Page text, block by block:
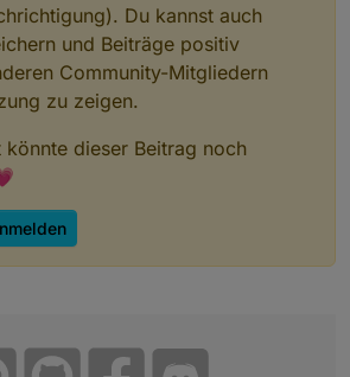
Du kannst auch
und Beiträge positiv
Community-Mitgliedern
zu zeigen.
könnte dieser Beitrag noch